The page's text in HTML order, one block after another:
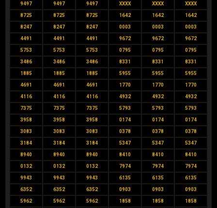
9497 9497 9497 XXXX XXXX XXXX
8725 8725 8725 1642 1642 1642
8247 8247 8247 0003 0003 0003
4491 4491 4491 9672 9672 9672
5753 5753 5753 0795 0795 0795
3486 3486 3486 8331 8331 8331
1885 1885 1885 5955 5955 5955
4691 4691 4691 1770 1770 1770
4116 4116 4116 4932 4932 4932
7375 7375 7375 5793 5793 5793
3958 3958 3958 0174 0174 0174
3083 3083 3083 0378 0378 0378
3184 3184 3184 5347 5347 5347
8940 8940 8940 8410 8410 8410
0132 0132 0132 7974 7974 7974
9943 9943 9943 6135 6135 6135
6352 6352 6352 0903 0903 0903
5962 5962 5962 1858 1858 1858